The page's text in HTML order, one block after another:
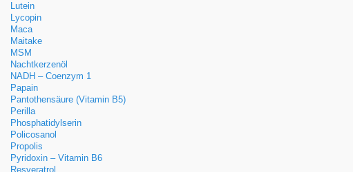
Lutein
Lycopin
Maca
Maitake
MSM
Nachtkerzenöl
NADH – Coenzym 1
Papain
Pantothensäure (Vitamin B5)
Perilla
Phosphatidylserin
Policosanol
Propolis
Pyridoxin – Vitamin B6
Resveratrol